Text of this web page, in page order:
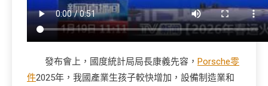
發布會上，國度統計局局長康義先容， Porsche零
件2025年，我國產業生孩子較快增加，設備制造業和